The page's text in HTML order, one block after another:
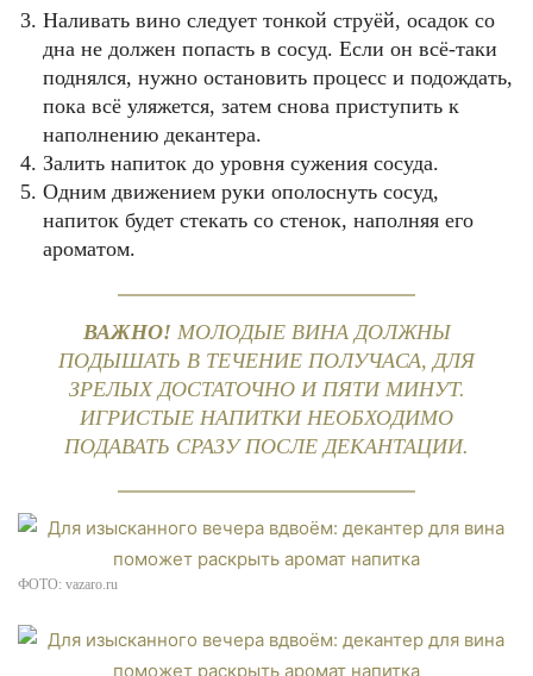
Наливать вино следует тонкой струёй, осадок со
дна не должен попасть в сосуд. Если он всё-таки
поднялся, нужно остановить процесс и подождать,
пока всё уляжется, затем снова приступить к
наполнению декантера.
Залить напиток до уровня сужения сосуда.
Одним движением руки ополоснуть сосуд,
напиток будет стекать со стенок, наполняя его
ароматом.
ВАЖНО! МОЛОДЫЕ ВИНА ДОЛЖНЫ
ПОДЫШАТЬ В ТЕЧЕНИЕ ПОЛУЧАСА, ДЛЯ
ЗРЕЛЫХ ДОСТАТОЧНО И ПЯТИ МИНУТ.
ИГРИСТЫЕ НАПИТКИ НЕОБХОДИМО
ПОДАВАТЬ СРАЗУ ПОСЛЕ ДЕКАНТАЦИИ.
ФОТО: vazaro.ru